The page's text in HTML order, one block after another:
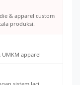
& apparel custom
produksi.
apparel